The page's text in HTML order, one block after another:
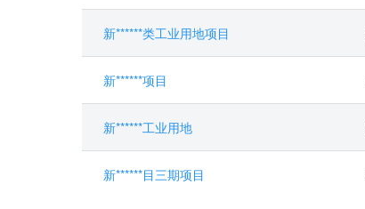
新******类工业用地项目
新******项目
新******工业用地
新******目三期项目